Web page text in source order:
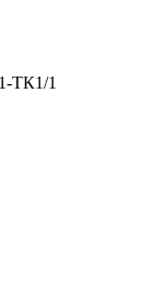
ТК1/1